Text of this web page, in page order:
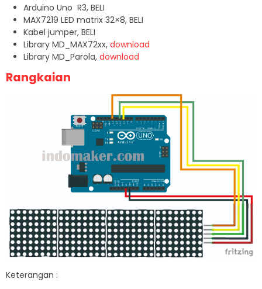
Arduino Uno R3, BELI
MAX7219 LED matrix 32×8, BELI
Kabel jumper, BELI
Library MD_MAX72xx, download
Library MD_Parola, download
Rangkaian
Keterangan :